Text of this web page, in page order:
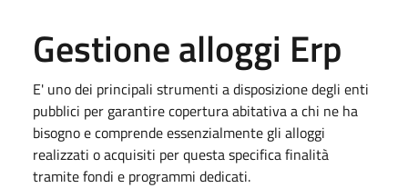
Gestione alloggi Erp
E' uno dei principali strumenti a disposizione degli enti
pubblici per garantire copertura abitativa a chi ne ha
bisogno e comprende essenzialmente gli alloggi
realizzati o acquisiti per questa specifica finalità
tramite fondi e programmi dedicati.